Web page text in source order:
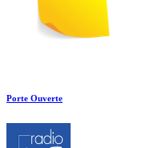
Porte Ouverte